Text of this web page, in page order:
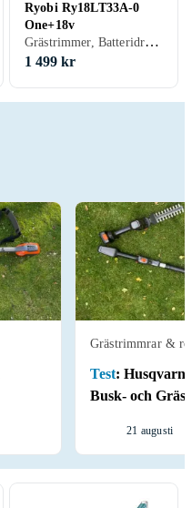
Grästrimmrar &
Test:
Busk- och
21 augusti
Ryobi Ry18LT33A-0
One+18v
Grästrimmer, Batteridriven
1 499 kr